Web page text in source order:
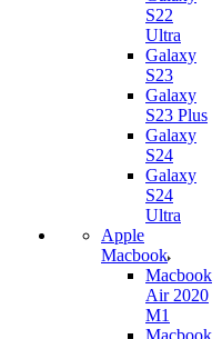
S22
Ultra
Galaxy
S23
Galaxy
S23 Plus
Galaxy
S24
Galaxy
S24
Ultra
Apple
Macbook
Macbook
Air 2020
M1
Macbook